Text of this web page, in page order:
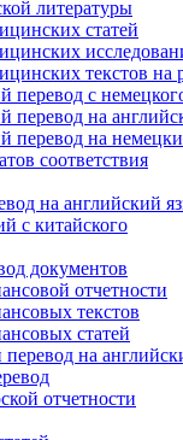
литературы
статей
текстов на
перевод с
перевод на
перевод на
соответствия
на английский
с китайского
документов
отчетности
текстов
статей
на
отчетности